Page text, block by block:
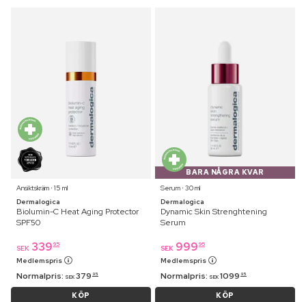
Ansiktskräm ⋅ 15 ml
Dermalogica
Biolumin-C Heat Aging Protector
SPF50
SEK 339 95
Medlemspris
Normalpris: SEK 379 95
KÖP
BARA NÅGRA KVAR
Serum ⋅ 30 ml
Dermalogica
Dynamic Skin Strenghtening
Serum
SEK 999 95
Medlemspris
Normalpris: SEK 1099 95
KÖP